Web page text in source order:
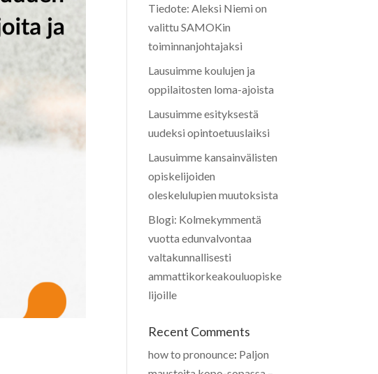
Tiedote: Aleksi Niemi on
valittu SAMOKin
toiminnanjohtajaksi
Lausuimme koulujen ja
oppilaitosten loma-ajoista
Lausuimme esityksestä
uudeksi opintoetuuslaiksi
Lausuimme kansainvälisten
opiskelijoiden
oleskelulupien muutoksista
Blogi: Kolmekymmentä
vuotta edunvalvontaa
valtakunnallisesti
ammattikorkeakouluopiske
lijoille
Recent Comments
how to pronounce: Paljon